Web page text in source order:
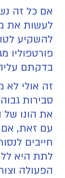
אם כל זה
לעשות את
להשקיע
פורטפוליו
בדקתם
זה אולי לא
סבירות
את הונו של
עם זאת, אם
חייבים
לתת היא
הפעולה